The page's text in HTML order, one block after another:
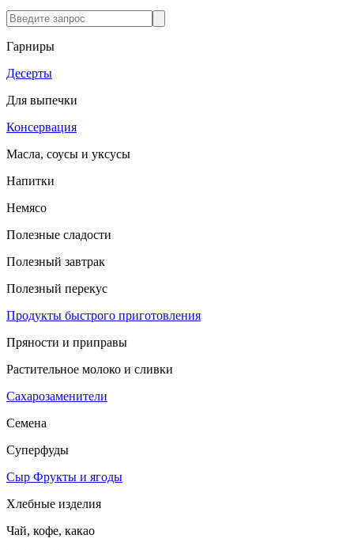
Гарниры
Десерты
Для выпечки
Консервация
Масла, соусы и уксусы
Напитки
Немясо
Полезные сладости
Полезный завтрак
Полезный перекус
Продукты быстрого приготовления
Пряности и приправы
Растительное молоко и сливки
Сахарозаменители
Семена
Суперфуды
Сыр Фрукты и ягоды
Хлебные изделия
Чай, кофе, какао